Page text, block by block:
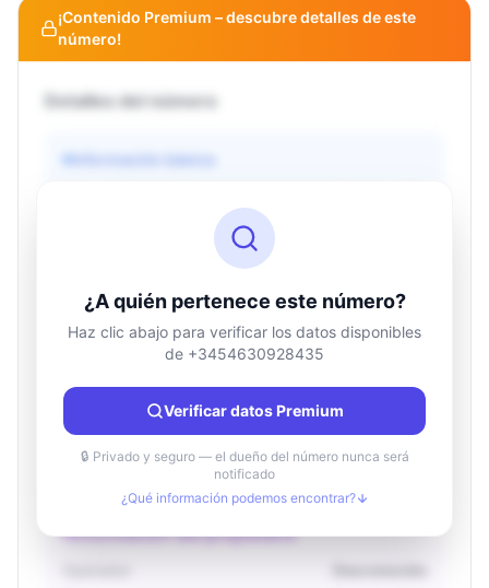
¡Contenido Premium – descubre detalles de este
número!
Detalles del número
Información básica
Información de ubicación
País
Desconocido
Ciudad
Desconocido
Región
Desconocido
Información del propietario
¿A quién pertenece este número?
Haz clic abajo para verificar los datos disponibles
de +3454630928435
Verificar datos Premium
🔒 Privado y seguro — el dueño del número nunca será
notificado
¿Qué información podemos encontrar?